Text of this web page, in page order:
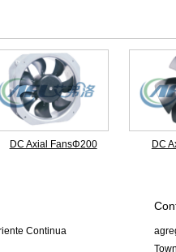
DC Axial FansΦ200 DC
Continua